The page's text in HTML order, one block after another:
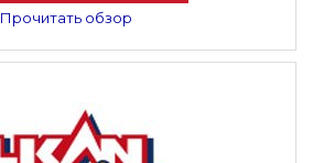
Прочитать обзор